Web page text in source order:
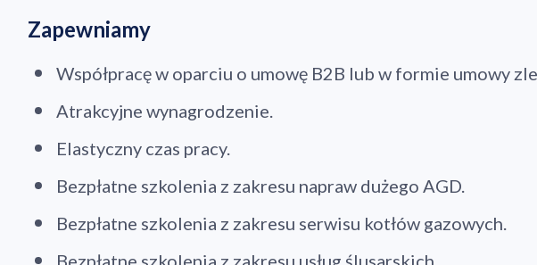
Zapewniamy
Współpracę w oparciu o umowę B2B lub w formie umowy
Atrakcyjne wynagrodzenie.
Elastyczny czas pracy.
Bezpłatne szkolenia z zakresu napraw dużego AGD.
Bezpłatne szkolenia z zakresu serwisu kotłów gazowych.
Bezpłatne szkolenia z zakresu usług ślusarskich.